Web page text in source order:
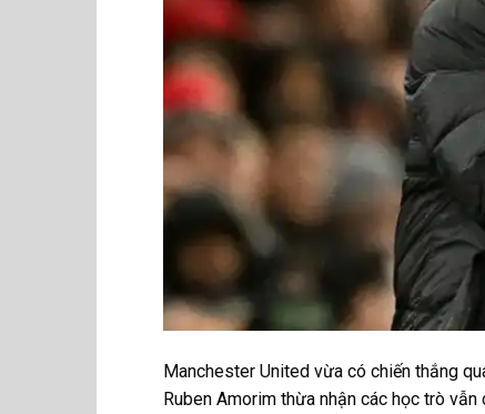
Manchester United vừa có chiến thắng
Ruben Amorim thừa nhận các học trò